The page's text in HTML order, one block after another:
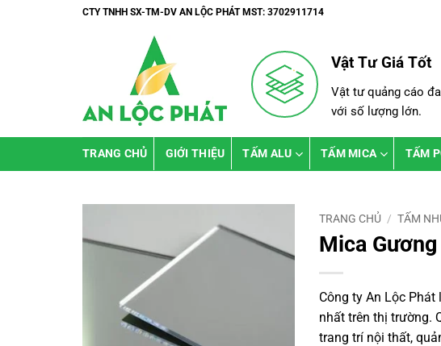
CTY TNHH SX-TM-DV AN LỘC PHÁT MST: 3702911714
Vật Tư Giá Tốt
Vật tư quảng cáo
với số lượng lớn.
TRANG CHỦ GIỚI THIỆU TẤM ALU TẤM MICA TẤM
TRANG CHỦ / TẤM
Mica
Công ty An Lộc
nhất trên thị trường.
trang trí nội thất,